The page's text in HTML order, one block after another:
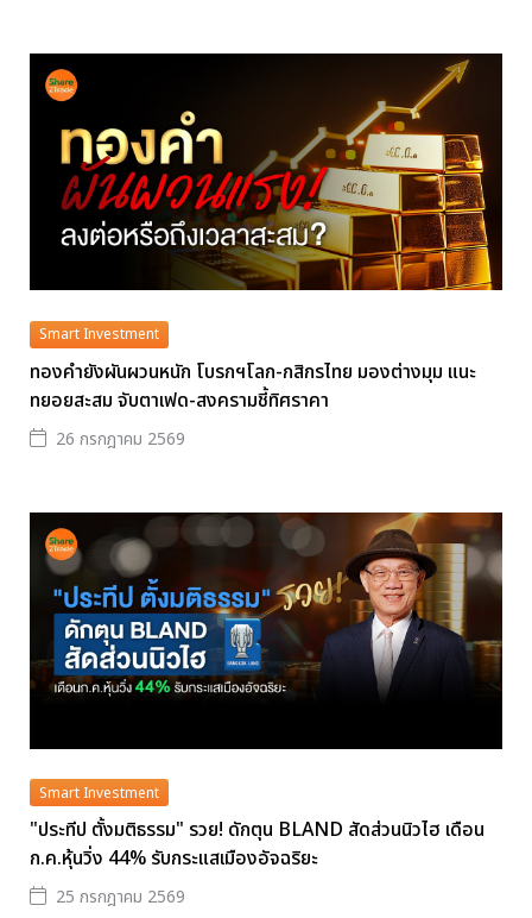
Smart Investment
ทองคำยังผันผวนหนัก โบรกฯโลก-กสิกรไทย มองต่างมุม แนะ
ทยอยสะสม จับตาเฟด-สงครามชี้ทิศราคา
26 กรกฎาคม 2569
Smart Investment
"ประทีป ตั้งมติธรรม" รวย! ดักตุน BLAND สัดส่วนนิวไฮ เดือน
ก.ค.หุ้นวิ่ง 44% รับกระแสเมืองอัจฉริยะ
25 กรกฎาคม 2569